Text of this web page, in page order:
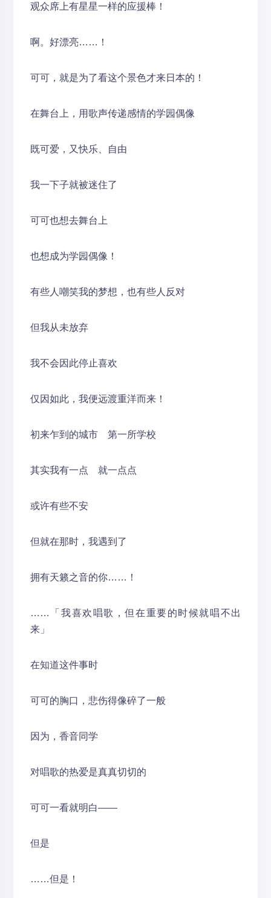
观众席上有星星一样的应援棒！
啊。好漂亮……！
可可，就是为了看这个景色才来日本的！
在舞台上，用歌声传递感情的学园偶像
既可爱，又快乐、自由
我一下子就被迷住了
可可也想去舞台上
也想成为学园偶像！
有些人嘲笑我的梦想，也有些人反对
但我从未放弃
我不会因此停止喜欢
仅因如此，我便远渡重洋而来！
初来乍到的城市 第一所学校
其实我有一点 就一点点
或许有些不安
但就在那时，我遇到了
拥有天籁之音的你……！
……「我喜欢唱歌，但在重要的时候就唱不出
来」
在知道这件事时
可可的胸口，悲伤得像碎了一般
因为，香音同学
对唱歌的热爱是真真切切的
可可一看就明白——
但是
……但是！